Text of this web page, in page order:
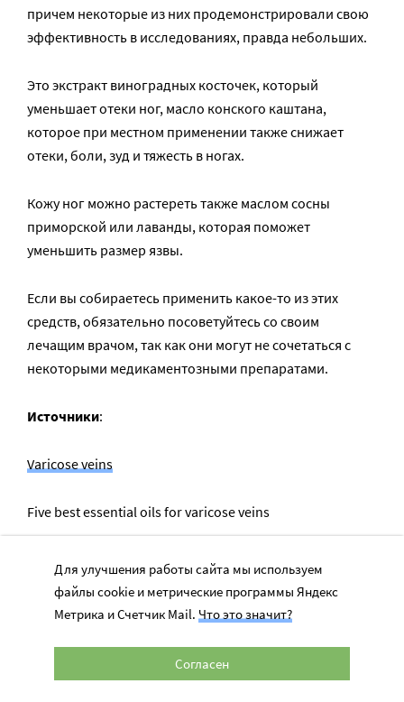
причем некоторые из них продемонстрировали свою
эффективность в исследованиях, правда небольших.
Это экстракт виноградных косточек, который
уменьшает отеки ног, масло конского каштана,
которое при местном применении также снижает
отеки, боли, зуд и тяжесть в ногах.
Кожу ног можно растереть также маслом сосны
приморской или лаванды, которая поможет
уменьшить размер язвы.
Если вы собираетесь применить какое-то из этих
средств, обязательно посоветуйтесь со своим
лечащим врачом, так как они могут не сочетаться с
некоторыми медикаментозными препаратами.
Источники:
Varicose veins
Five best essential oils for varicose veins
Home remedies for varicose veins
Варикоз – что это такое, симптомы, причины, стадии и
Современные методы лечения варикозного
Для улучшения работы сайта мы используем
файлы cookie и метрические программы Яндекс
Метрика и Счетчик Mail. Что это значит?
Согласен